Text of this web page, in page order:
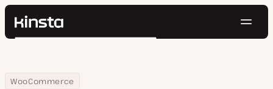
Kinsta®
Prix
Rechercher
Home
Centre de ressources
Blog
WooCommerce
Comment résoudre les problèmes de performances